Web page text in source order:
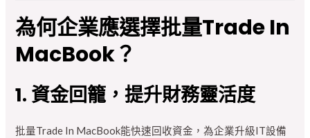
為何企業應選擇批量Trade In
MacBook？
1. 資金回籠，提升財務靈活度
批量Trade In MacBook能快速回收資金，為企業升級IT設備